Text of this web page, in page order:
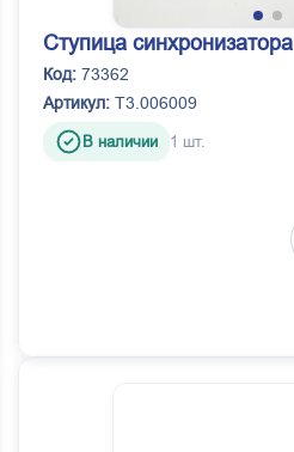
Ступица синхронизатора
Код: 73362
Артикул: Т3.006009
В наличии 1 шт.